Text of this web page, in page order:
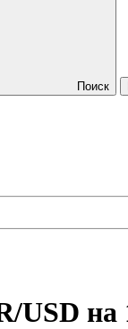
Поиск
USD на